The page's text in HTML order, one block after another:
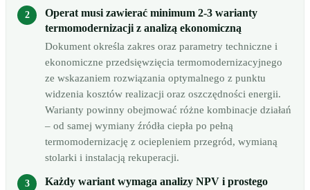
Operat musi zawierać minimum 2-3 warianty
termomodernizacji z analizą ekonomiczną
Dokument określa zakres oraz parametry techniczne i
ekonomiczne przedsięwzięcia termomodernizacyjnego
ze wskazaniem rozwiązania optymalnego z punktu
widzenia kosztów realizacji oraz oszczędności energii.
Warianty powinny obejmować różne kombinacje działań
– od samej wymiany źródła ciepła po pełną
termomodernizację z ociepleniem przegród, wymianą
stolarki i instalacją rekuperacji.
Każdy wariant wymaga analizy NPV i prostego